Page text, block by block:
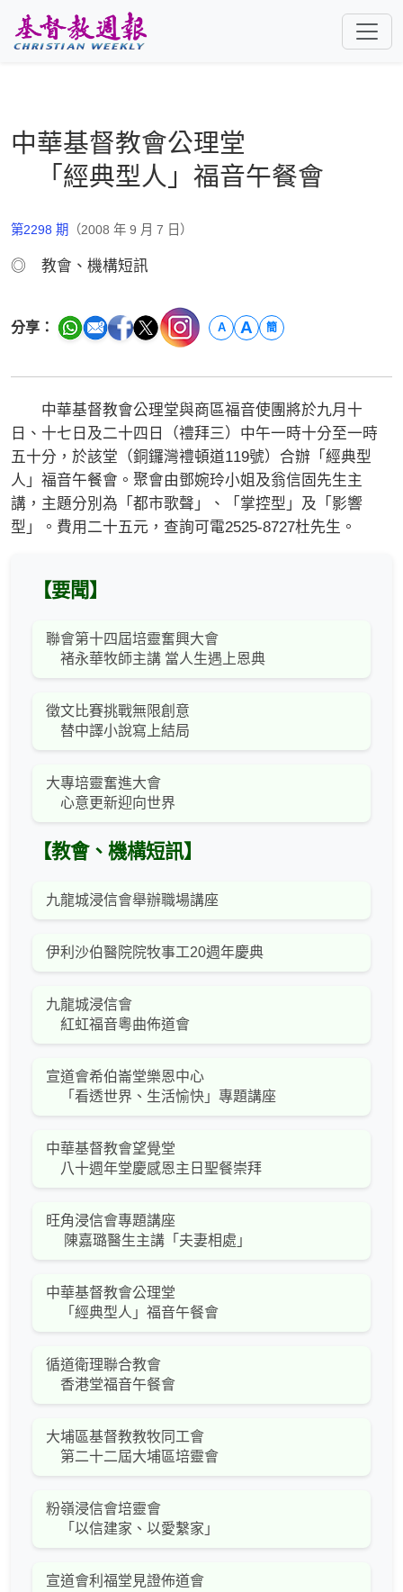
中華基督教會公理堂
「經典型人」福音午餐會
第2298 期 （2008 年 9 月 7 日）
◎ 教會、機構短訊
分享： A A 簡
中華基督教會公理堂與商區福音使團將於九月十
日、十七日及二十四日（禮拜三）中午一時十分至一時
五十分，於該堂（銅鑼灣禮頓道119號）合辦「經典型
人」福音午餐會。聚會由鄧婉玲小姐及翁信固先生主
講，主題分別為「都市歌聲」、「掌控型」及「影響
型」。費用二十五元，查詢可電2525-8727杜先生。
【要聞】
聯會第十四屆培靈奮興大會
褚永華牧師主講 當人生遇上恩典
徵文比賽挑戰無限創意
替中譯小說寫上結局
大專培靈奮進大會
心意更新迎向世界
【教會、機構短訊】
九龍城浸信會舉辦職場講座
伊利沙伯醫院院牧事工20週年慶典
九龍城浸信會
紅虹福音粵曲佈道會
宣道會希伯崙堂樂恩中心
「看透世界、生活愉快」專題講座
中華基督教會望覺堂
八十週年堂慶感恩主日聖餐崇拜
旺角浸信會專題講座
陳嘉璐醫生主講「夫妻相處」
中華基督教會公理堂
「經典型人」福音午餐會
循道衛理聯合教會
香港堂福音午餐會
大埔區基督教教牧同工會
第二十二屆大埔區培靈會
粉嶺浸信會培靈會
「以信建家、以愛繫家」
宣道會利福堂見證佈道會